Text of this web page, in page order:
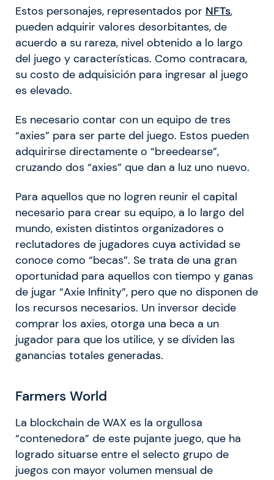
Estos personajes, representados por NFTs,
pueden adquirir valores desorbitantes, de
acuerdo a su rareza, nivel obtenido a lo largo
del juego y características. Como contracara,
su costo de adquisición para ingresar al juego
es elevado.
Es necesario contar con un equipo de tres
“axies” para ser parte del juego. Estos pueden
adquirirse directamente o “breedearse”,
cruzando dos “axies” que dan a luz uno nuevo.
Para aquellos que no logren reunir el capital
necesario para crear su equipo, a lo largo del
mundo, existen distintos organizadores o
reclutadores de jugadores cuya actividad se
conoce como “becas”. Se trata de una gran
oportunidad para aquellos con tiempo y ganas
de jugar “Axie Infinity”, pero que no disponen de
los recursos necesarios. Un inversor decide
comprar los axies, otorga una beca a un
jugador para que los utilice, y se dividen las
ganancias totales generadas.
Farmers World
La blockchain de WAX es la orgullosa
“contenedora” de este pujante juego, que ha
logrado situarse entre el selecto grupo de
juegos con mayor volumen mensual de